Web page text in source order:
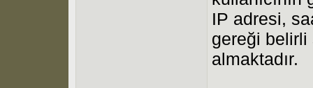
IP adresi,
gereği belirli
almaktadır.